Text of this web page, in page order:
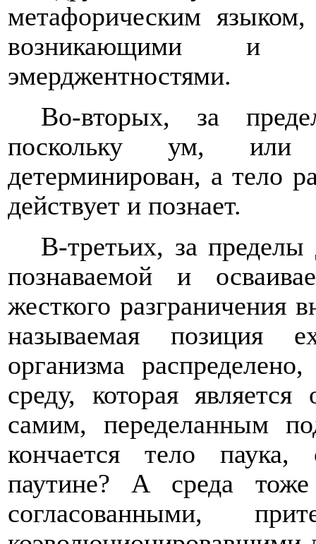
метафорическим
возникающими и
эмерджентностями.
Во-вторых, за
поскольку ум, или
детерминирован, а тело
действует и познает.
В-третьих, за
познаваемой и
жесткого разграничения
называемая позиция
организма
среду, которая
самим, переделанным
кончается тело
паутине? А среда тоже
согласованными,